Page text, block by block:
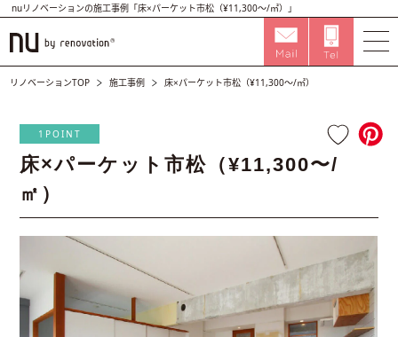
nuリノベーションの施工事例「床×パーケット市松（¥11,300〜/㎡）」
リノベーションTOP 施工事例 床×パーケット市松（¥11,300〜/㎡）
1POINT
床×パーケット市松（¥11,300〜/
㎡）